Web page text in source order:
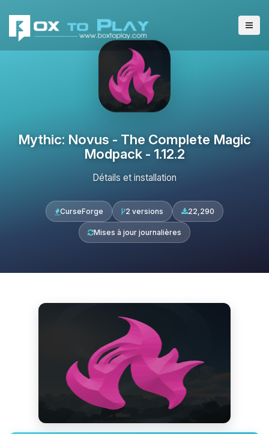
Mythic: Novus - The Complete Magic
Modpack - 1.12.2
Détails et installation
CurseForge 2 versions 22,290
Mises à jour journalières